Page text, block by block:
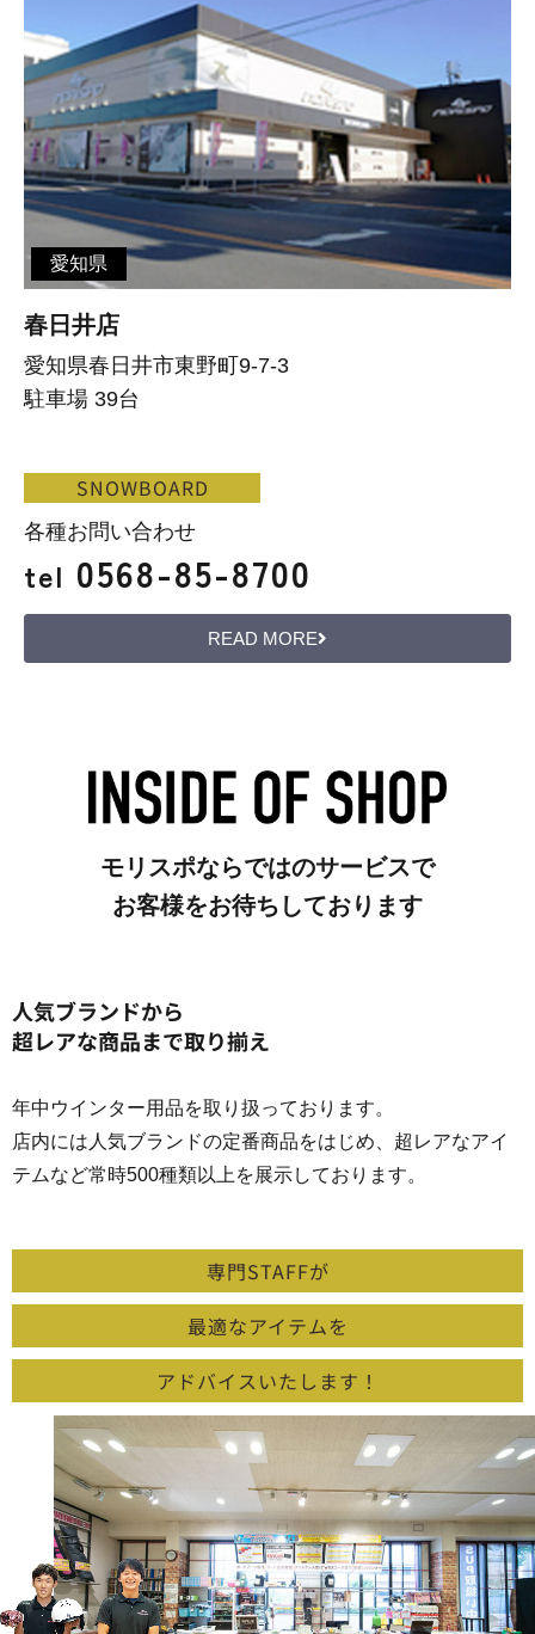
愛知県
春日井店
愛知県春日井市東野町9-7-3
駐車場 39台
SNOWBOARD
各種お問い合わせ
tel 0568-85-8700
READ MORE
モリスポならではのサービスで
お客様をお待ちしております
人気ブランドから
超レアな商品まで取り揃え
年中ウインター用品を取り扱っております。
店内には人気ブランドの定番商品をはじめ、超レアなアイ
テムなど常時500種類以上を展示しております。
専門STAFFが
最適なアイテムを
アドバイスいたします！